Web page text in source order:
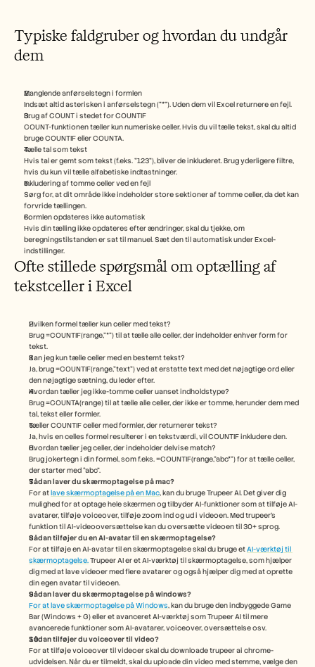
Typiske faldgruber og hvordan du undgår
dem
Manglende anførselstegn i formlen
Indsæt altid asterisken i anførselstegn ("*"). Uden dem vil Excel returnere en fejl.
Brug af COUNT i stedet for COUNTIF
COUNT-funktionen tæller kun numeriske celler. Hvis du vil tælle tekst, skal du altid
bruge COUNTIF eller COUNTA.
Tælle tal som tekst
Hvis tal er gemt som tekst (f.eks. "123"), bliver de inkluderet. Brug yderligere filtre,
hvis du kun vil tælle alfabetiske indtastninger.
Inkludering af tomme celler ved en fejl
Sørg for, at dit område ikke indeholder store sektioner af tomme celler, da det kan
forvride tællingen.
Formlen opdateres ikke automatisk
Hvis din tælling ikke opdateres efter ændringer, skal du tjekke, om
beregningstilstanden er sat til manuel. Sæt den til automatisk under Excel-
indstillinger.
Ofte stillede spørgsmål om optælling af
tekstceller i Excel
Hvilken formel tæller kun celler med tekst?
Brug =COUNTIF(range,"*") til at tælle alle celler, der indeholder enhver form for
tekst.
Kan jeg kun tælle celler med en bestemt tekst?
Ja, brug =COUNTIF(range,"text") ved at erstatte text med det nøjagtige ord eller
den nøjagtige sætning, du leder efter.
Hvordan tæller jeg ikke-tomme celler uanset indholdstype?
Brug =COUNTA(range) til at tælle alle celler, der ikke er tomme, herunder dem med
tal, tekst eller formler.
Tæller COUNTIF celler med formler, der returnerer tekst?
Ja, hvis en celles formel resulterer i en tekstværdi, vil COUNTIF inkludere den.
Hvordan tæller jeg celler, der indeholder delvise match?
Brug jokertegn i din formel, som f.eks. =COUNTIF(range,"abc*") for at tælle celler,
der starter med “abc”.
Sådan laver du skærmoptagelse på mac?
For at lave skærmoptagelse på en Mac, kan du bruge Trupeer AI. Det giver dig
mulighed for at optage hele skærmen og tilbyder AI-funktioner som at tilføje AI-
avatarer, tilføje voiceover, tilføje zoom ind og ud i videoen. Med trupeer’s
funktion til AI-videooversættelse kan du oversætte videoen til 30+ sprog.
Sådan tilføjer du en AI-avatar til en skærmoptagelse?
For at tilføje en AI-avatar til en skærmoptagelse skal du bruge et AI-værktøj til
skærmoptagelse. Trupeer AI er et AI-værktøj til skærmoptagelse, som hjælper
dig med at lave videoer med flere avatarer og også hjælper dig med at oprette
din egen avatar til videoen.
Sådan laver du skærmoptagelse på windows?
For at lave skærmoptagelse på Windows, kan du bruge den indbyggede Game
Bar (Windows + G) eller et avanceret AI-værktøj som Trupeer AI til mere
avancerede funktioner som AI-avatarer, voiceover, oversættelse osv.
Sådan tilføjer du voiceover til video?
For at tilføje voiceover til videoer skal du downloade trupeer ai chrome-
udvidelsen. Når du er tilmeldt, skal du uploade din video med stemme, vælge den